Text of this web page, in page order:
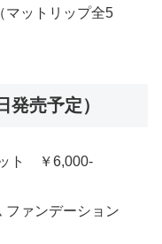
ットリップ全5
売予定）
ト ￥6,000-
ファンデーション